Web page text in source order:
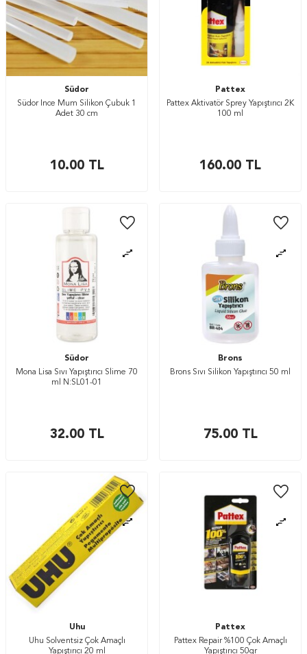
Südor
Südor İnce Mum Silikon Çubuk 1
Adet 30 cm
10.00TL
Pattex
Pattex Aktivatör Sprey Yapıştırıcı 2K
100 ml
160.00 TL
Südor
Mona Lisa Sıvı Yapıştırıcı Slime 70
ml N:SL01-01
32.00TL
Brons
Brons Sıvı Silikon Yapıştırıcı 50 ml
75.00TL
Uhu
Uhu Solventsiz Çok Amaçlı
Yapıştırıcı 20 ml
Pattex
Pattex Repair %100 Çok Amaçlı
Yapıştırıcı 50gr